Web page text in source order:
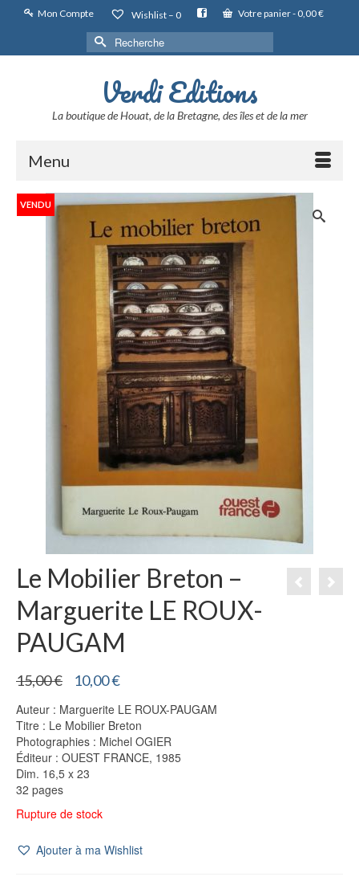
Mon Compte Wishlist – 0 Votre panier- 0,00€
Rechercher :
Verdi Editions
La boutique de Houat, de la Bretagne, des îles et de la mer
Menu
VENDU
Le Mobilier Breton –
Marguerite LE ROUX-
PAUGAM
15,00€
Le
prix
initial
était :
15,00 €.
10,00€Le
actuel
est :
10,00 €.
Auteur : Marguerite LE ROUX-PAUGAM
Titre : Le Mobilier Breton
Photographies : Michel OGIER
Éditeur : OUEST FRANCE, 1985
Dim. 16,5 x 23
32 pages
Rupture de stock
Ajouter à ma Wishlist